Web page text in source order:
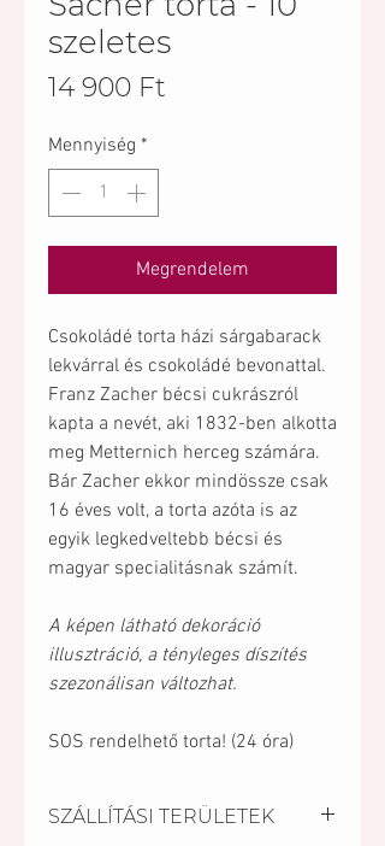
szeletes
14 900 Ft
Mennyiség *
Megrendelem
Csokoládé torta házi sárgabarack
lekvárral és csokoládé bevonattal.
Franz Zacher bécsi cukrászról
kapta a nevét, aki 1832-ben alkotta
meg Metternich herceg számára.
Bár Zacher ekkor mindössze csak
16 éves volt, a torta azóta is az
egyik legkedveltebb bécsi és
magyar specialitásnak számít.
A képen látható dekoráció
illusztráció, a tényleges díszítés
szezonálisan változhat.
SOS rendelhető torta! (24 óra)
SZÁLLÍTÁSI TERÜLETEK